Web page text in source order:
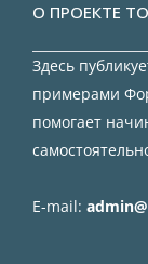
О ПРОЕКТЕ
Здесь
примерами
помогает
E-mail: